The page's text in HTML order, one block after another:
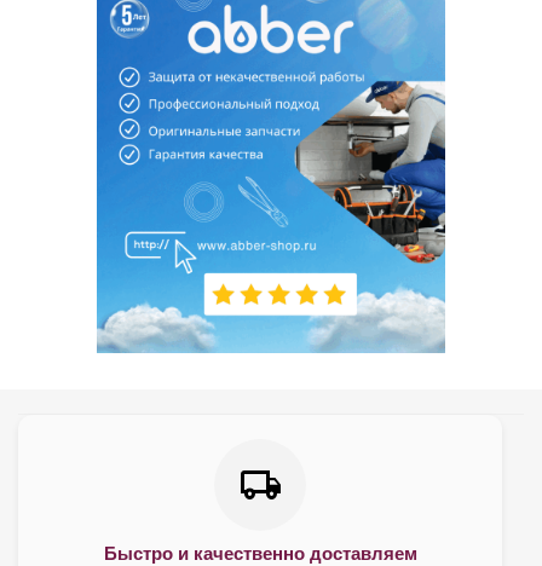
Быстро и качественно доставляем